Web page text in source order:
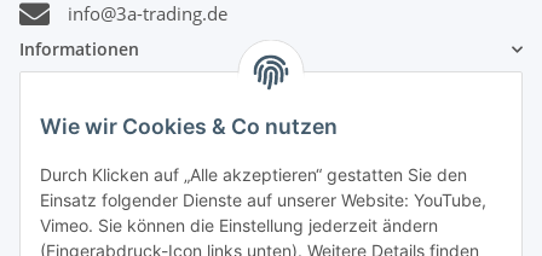
Wie wir Cookies & Co nutzen
Durch Klicken auf „Alle akzeptieren“ gestatten Sie den
Einsatz folgender Dienste auf unserer Website: YouTube,
Vimeo. Sie können die Einstellung jederzeit ändern
(Fingerabdruck-Icon links unten). Weitere Details finden
info@3a-trading.de
Informationen
Gesetzliche Informationen
Zahlungsinformationen